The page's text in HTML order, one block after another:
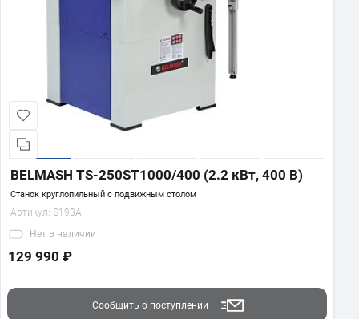
BELMASH TS-250ST1000/400 (2.2 кВт, 400 В)
Станок круглопильный с подвижным столом
Артикул: S193A
Нет в наличии
129 990 ₽
Сообщить о поступлении